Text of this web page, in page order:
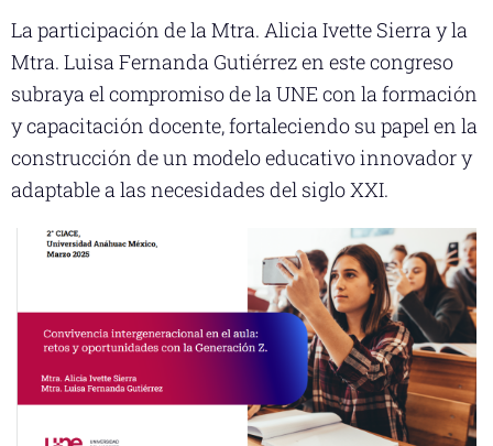
La participación de la Mtra. Alicia Ivette Sierra y la
Mtra. Luisa Fernanda Gutiérrez en este congreso
subraya el compromiso de la UNE con la formación
y capacitación docente, fortaleciendo su papel en la
construcción de un modelo educativo innovador y
adaptable a las necesidades del siglo XXI.